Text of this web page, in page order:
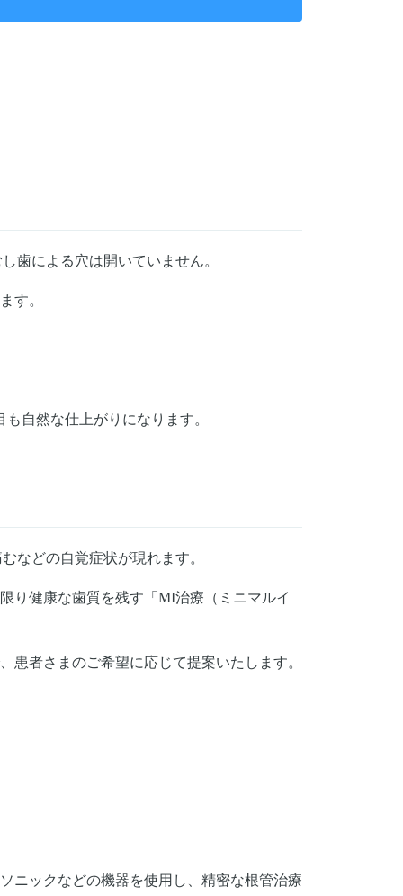
歯による穴は開いていません。
す。
自然な仕上がりになります。
などの自覚症状が現れます。
り健康な歯質を残す「MI治療（ミニマルイ
者さまのご希望に応じて提案いたします。
ニックなどの機器を使用し、精密な根管治療